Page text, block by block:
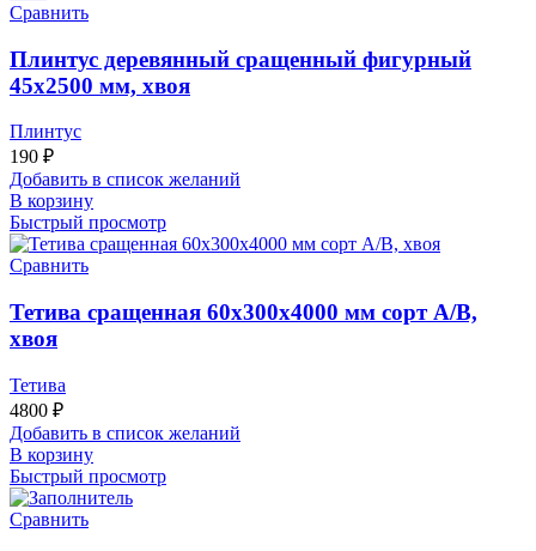
Сравнить
Плинтус деревянный сращенный фигурный
45х2500 мм, хвоя
Плинтус
190 ₽
Добавить в список желаний
В корзину
Быстрый просмотр
Сравнить
Тетива сращенная 60х300х4000 мм сорт А/В,
хвоя
Тетива
4800 ₽
Добавить в список желаний
В корзину
Быстрый просмотр
Сравнить